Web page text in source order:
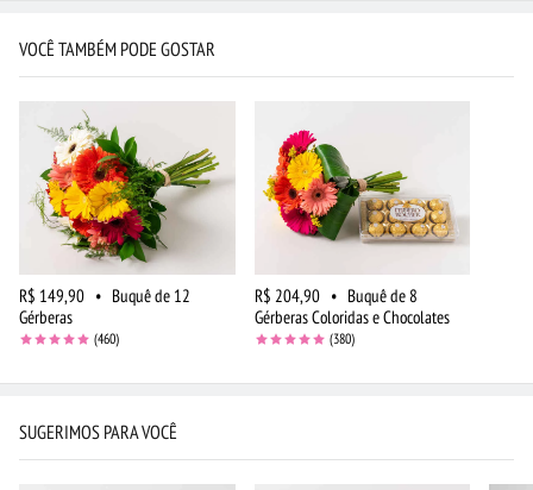
VOCÊ TAMBÉM PODE GOSTAR
R$ 149,90 • Buquê de 12
Gérberas
(460)
R$ 204,90 • Buquê de 8
Gérberas Coloridas e Chocolates
(380)
SUGERIMOS PARA VOCÊ